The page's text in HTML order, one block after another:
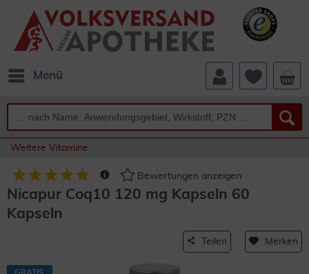
Menü
Weitere Vitamine
Bewertungen anzeigen
Nicapur Coq10 120 mg Kapseln 60
Kapseln
Teilen Merken